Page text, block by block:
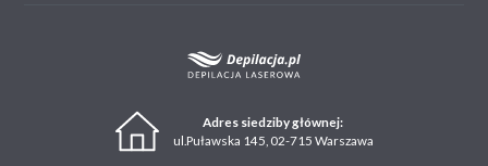
Adres siedziby głównej:
ul.Puławska 145, 02-715 Warszawa